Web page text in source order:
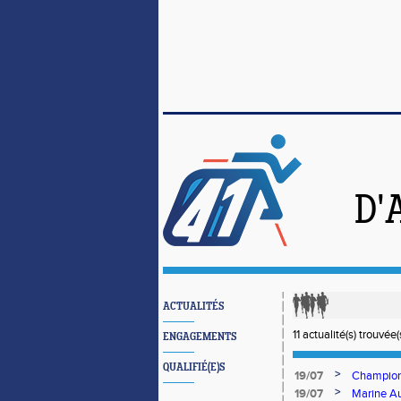
ACTUALITÉS
ENGAGEMENTS
QUALIFIÉ(E)S
11 actualité(s)
19/07 >
de loin!
19/07 >
Marine